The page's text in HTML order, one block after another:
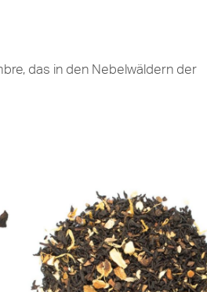
das in den Nebelwäldern der